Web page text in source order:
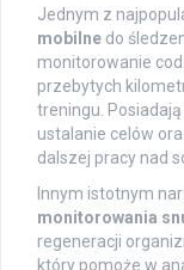
Jednym z
mobilne do
monitorowanie
przebytych
treningu.
ustalanie celów
dalszej pracy nad
Innym istotnym
monitorowania
regeneracji
który pomoże w